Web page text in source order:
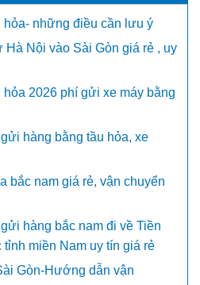
hỏa- những điều cần lưu ý
Hà Nội vào Sài Gòn giá rẻ , uy
2026 phí gửi xe máy bằng
hàng bằng tầu hỏa, xe
bắc nam giá rẻ, vận chuyển
hàng bắc nam đi về Tiền
miền Nam uy tín giá rẻ
Gòn-Hướng dẫn vận